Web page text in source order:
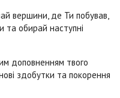
вершини, де Ти побував,
та обирай наступні
доповненням твого
здобутки та покорення